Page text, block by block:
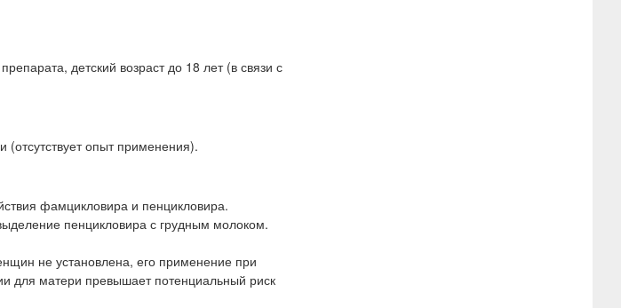
детский возраст до 18 лет (в связи с
опыт применения).
фамцикловира и пенцикловира.
пенцикловира с грудным молоком.
не установлена, его применение при
для матери превышает потенциальный риск